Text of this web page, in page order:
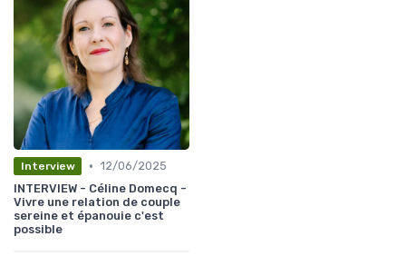
Interview • 12/06/2025
INTERVIEW - Céline Domecq -
Vivre une relation de couple
sereine et épanouie c'est
possible